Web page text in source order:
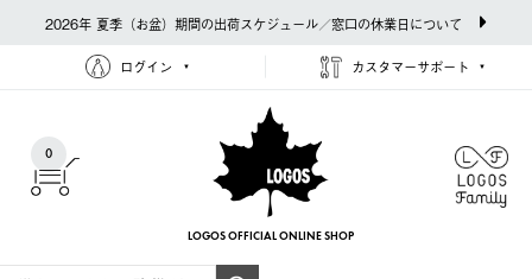
2026年 夏季（お盆）期間の出荷スケジュール／窓口の休業日について
ログイン カスタマーサポート
0
LOGOS OFFICIAL ONLINE SHOP